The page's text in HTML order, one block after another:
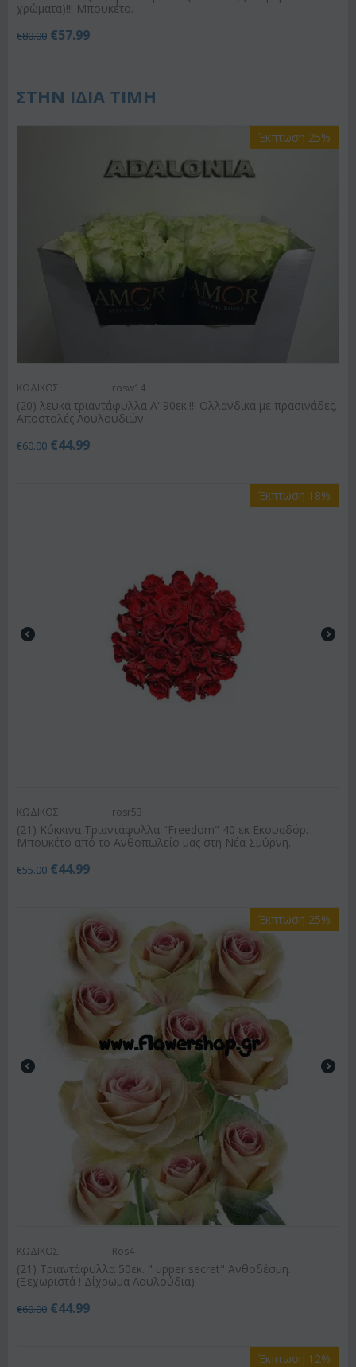
χρώματα)!!! Μπουκέτο.
€80.00 €57.99
ΣΤΗΝ ΙΔΙΑ ΤΙΜΗ
Έκπτωση 25%
ΚΩΔΙΚΟΣ: rosw14
(20) λευκά τριαντάφυλλα Α' 90εκ.!!! Ολλανδικά με πρασινάδες.
Αποστολές Λουλουδιών
€60.00 €44.99
Έκπτωση 18%
ΚΩΔΙΚΟΣ: rosr53
(21) Κόκκινα Τριαντάφυλλα "Freedom" 40 εκ Εκουαδόρ.
Μπουκέτο από το Ανθοπωλείο μας στη Νέα Σμύρνη.
€55.00 €44.99
Έκπτωση 25%
ΚΩΔΙΚΟΣ: Ros4
(21) Τριαντάφυλλα 50εκ. " upper secret" Ανθοδέσμη.
(Ξεχωριστά ! Δίχρωμα Λουλούδια)
€60.00 €44.99
Έκπτωση 12%